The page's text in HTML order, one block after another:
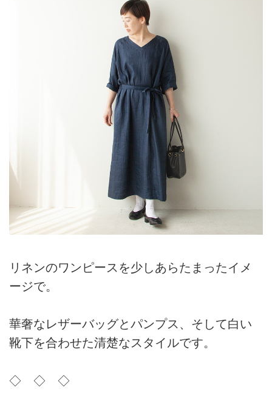
リネンのワンピースを少しあらたまったイメ
ージで。
華奢なレザーバッグとパンプス、そして白い
靴下を合わせた清楚なスタイルです。
◇ ◇ ◇